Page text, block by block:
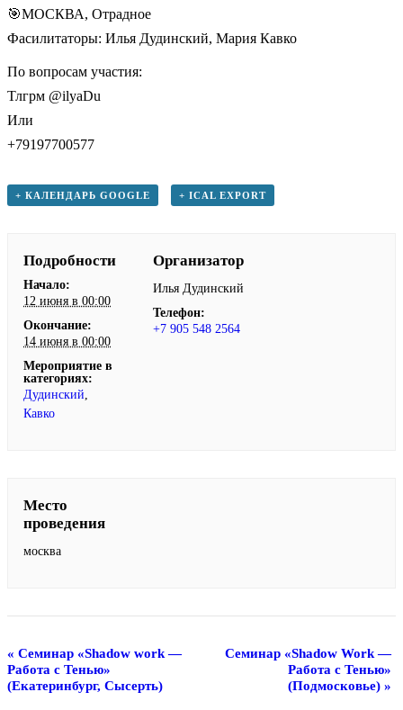
🎯МОСКВА, Отрадное
Фасилитаторы: Илья Дудинский, Мария Кавко
По вопросам участия:
Тлгрм @ilyaDu
Или
+79197700577
+ КАЛЕНДАРЬ GOOGLE + ICAL EXPORT
Подробности
Начало:
12 июня в 00:00
Окончание:
14 июня в 00:00
Мероприятие в
категориях:
Дудинский
Кавко
Организатор
Илья Дудинский
Телефон:
+7 905 548 2564
Место
проведения
москва
« Семинар «Shadow work —
Работа с Тенью»
(Екатеринбург, Сысерть)
Семинар «Shadow Work —
Работа с Тенью»
(Подмосковье) »